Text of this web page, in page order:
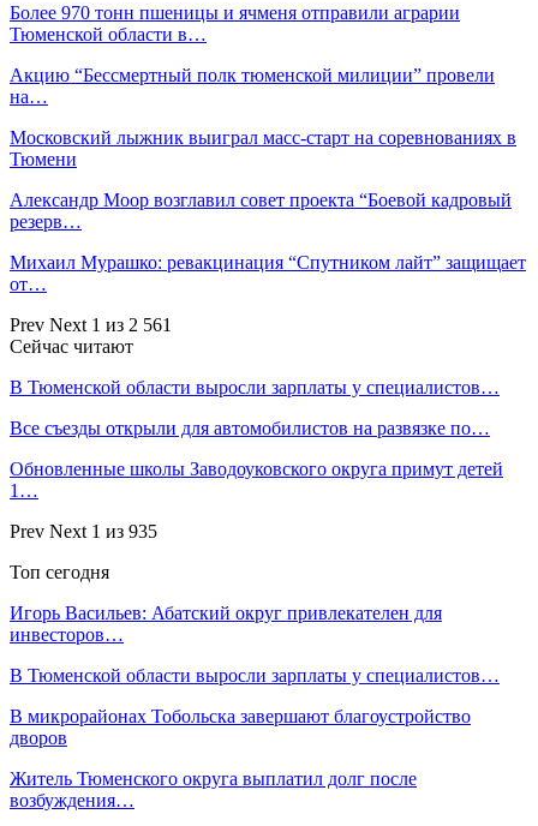
Более 970 тонн пшеницы и ячменя отправили аграрии
Тюменской области в…
Акцию “Бессмертный полк тюменской милиции” провели
на…
Московский лыжник выиграл масс-старт на соревнованиях в
Тюмени
Александр Моор возглавил совет проекта “Боевой кадровый
резерв…
Михаил Мурашко: ревакцинация “Спутником лайт” защищает
от…
Prev Next 1 из 2 561
Сейчас читают
В Тюменской области выросли зарплаты у специалистов…
Все съезды открыли для автомобилистов на развязке по…
Обновленные школы Заводоуковского округа примут детей
1…
Prev Next 1 из 935
Топ сегодня
Игорь Васильев: Абатский округ привлекателен для
инвесторов…
В Тюменской области выросли зарплаты у специалистов…
В микрорайонах Тобольска завершают благоустройство
дворов
Житель Тюменского округа выплатил долг после
возбуждения…